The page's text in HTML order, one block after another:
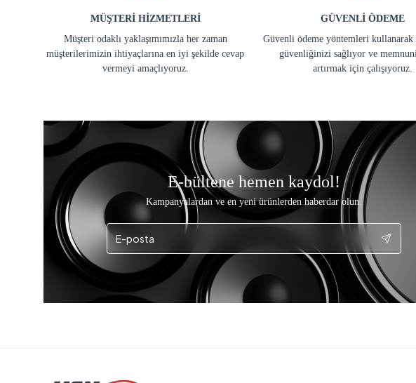
MÜŞTERİ HİZMETLERİ
Müşteri odaklı yaklaşımımızla her zaman
müşterilerimizin ihtiyaçlarına en iyi şekilde cevap
vermeyi amaçlıyoruz.
GÜVENLİ ÖDEME
Güvenli ödeme yöntemleri kullanarak
güvenliğinizi sağlıyor ve
artırmak için çalışıyoruz.
E-bültene hemen kaydol!
Kampanyalardan ve en yeni ürünlerden haberdar olun.